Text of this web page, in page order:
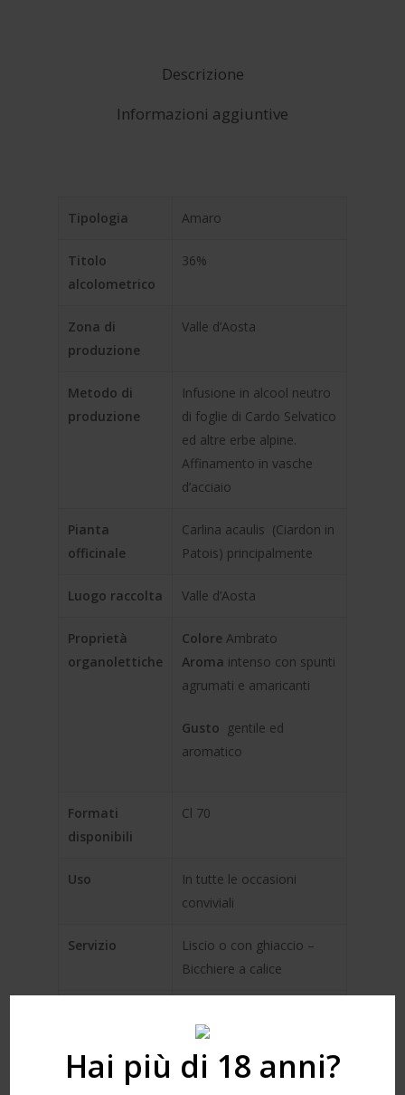
Hai più di 18 anni?
Descrizione
Informazioni aggiuntive
Tipologia Amaro
Titolo
alcolometrico
36%
Zona di
produzione
Valle d’Aosta
Metodo di
produzione
Infusione in alcool neutro
di foglie di Cardo Selvatico
ed altre erbe alpine.
Affinamento in vasche
d’acciaio
Pianta
officinale
Carlina acaulis (Ciardon in
Patois) principalmente
Luogo raccolta Valle d’Aosta
Proprietà
organolettiche
Colore Ambrato
Aroma intenso con spunti
agrumati e amaricanti
Gusto gentile ed
aromatico
Formati
disponibili
Cl 70
Uso
In tutte le occasioni
conviviali
Servizio
Liscio o con ghiaccio –
Bicchiere a calice